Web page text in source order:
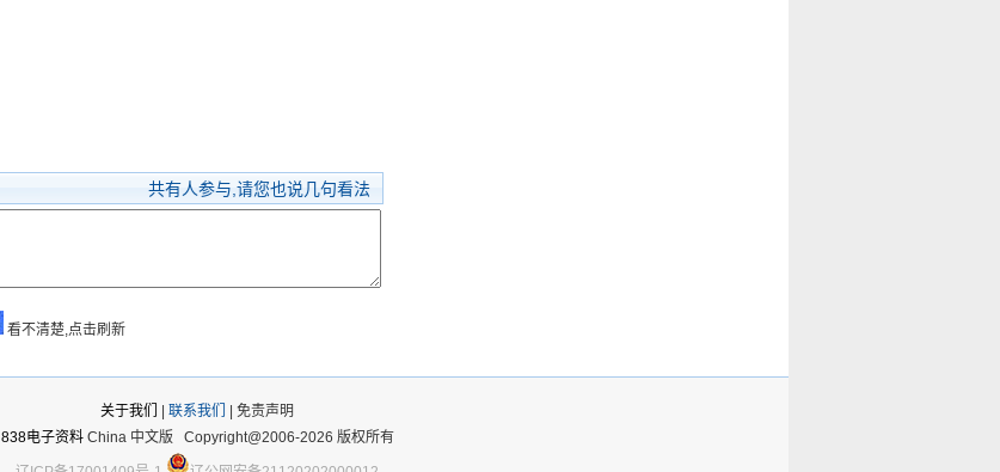
共有人参与,请您也说几句看法
看不清楚,点击刷新
关于我们 联系我们
| 免责声明
838电子资料China 中文版 Copyright@2006-2026 版权所有